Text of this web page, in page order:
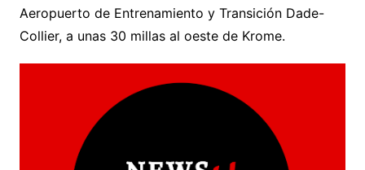
Aeropuerto de Entrenamiento y Transición Dade-
Collier, a unas 30 millas al oeste de Krome.